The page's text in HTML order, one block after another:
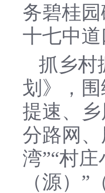
务碧桂
十七中
抓乡村
划》，
提速、
分路网
湾”“村
（源）